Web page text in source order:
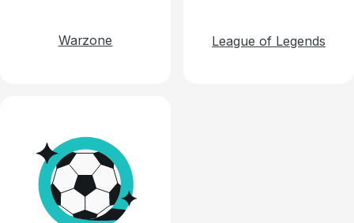
Warzone League of Legends